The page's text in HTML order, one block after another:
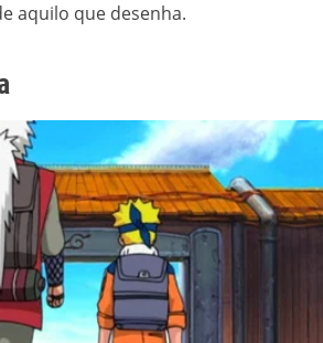
aquilo que desenha.